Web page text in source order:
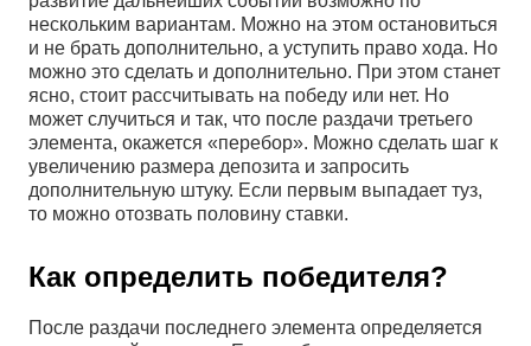
нескольким вариантам. Можно на этом остановиться
и не брать дополнительно, а уступить право хода. Но
можно это сделать и дополнительно. При этом станет
ясно, стоит рассчитывать на победу или нет. Но
может случиться и так, что после раздачи третьего
элемента, окажется «перебор». Можно сделать шаг к
увеличению размера депозита и запросить
дополнительную штуку. Если первым выпадает туз,
то можно отозвать половину ставки.
Как определить победителя?
После раздачи последнего элемента определяется